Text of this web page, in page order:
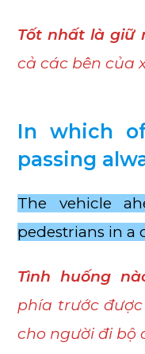
Tốt nhất là giữ
cả các bên của
In which
passing
The vehicle
pedestrians in a
Tình huống
phía trước
cho người đi bộ